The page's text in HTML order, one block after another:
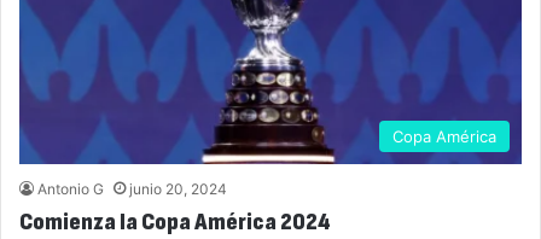
Copa América
Antonio G junio 20, 2024
Comienza la Copa América 2024